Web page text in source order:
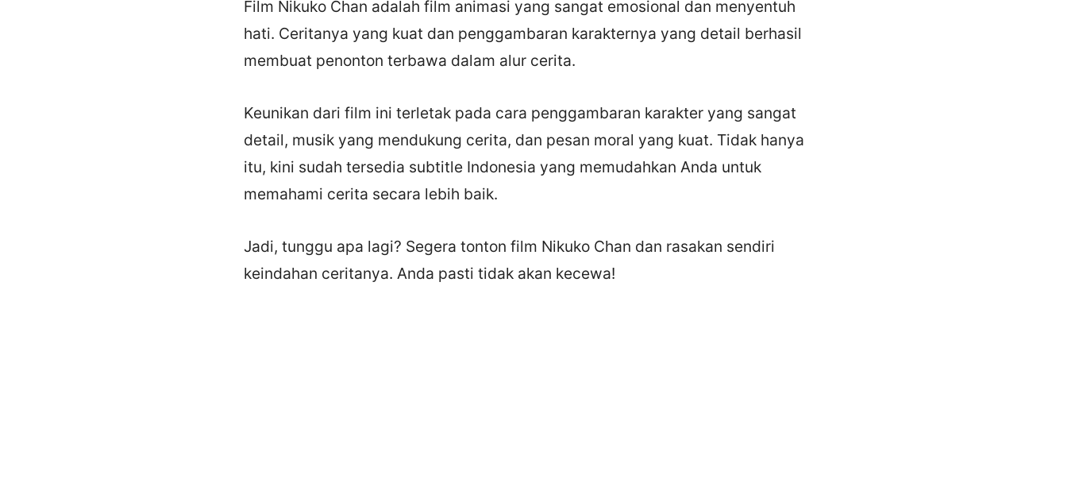
Film Nikuko Chan adalah film animasi yang sangat emosional dan menyentuh
hati. Ceritanya yang kuat dan penggambaran karakternya yang detail berhasil
membuat penonton terbawa dalam alur cerita.
Keunikan dari film ini terletak pada cara penggambaran karakter yang sangat
detail, musik yang mendukung cerita, dan pesan moral yang kuat. Tidak hanya
itu, kini sudah tersedia subtitle Indonesia yang memudahkan Anda untuk
memahami cerita secara lebih baik.
Jadi, tunggu apa lagi? Segera tonton film Nikuko Chan dan rasakan sendiri
keindahan ceritanya. Anda pasti tidak akan kecewa!